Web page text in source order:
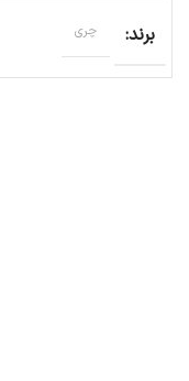
برند چری